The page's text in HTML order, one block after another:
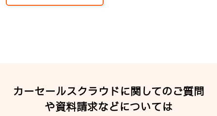
カーセールスクラウドに関してのご質問
や資料請求などについては